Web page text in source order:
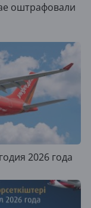
оштрафовали
2026 года